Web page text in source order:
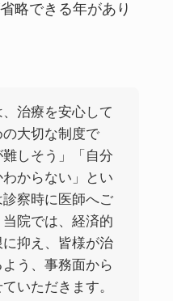
略できる年があり
治療を安心して
大切な制度で
しそう」「自分
からない」とい
察時に医師へご
院では、経済的
抑え、皆様が治
う、事務面から
いただきます。